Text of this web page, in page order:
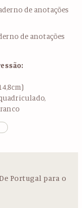
de anotações
Portugal para o